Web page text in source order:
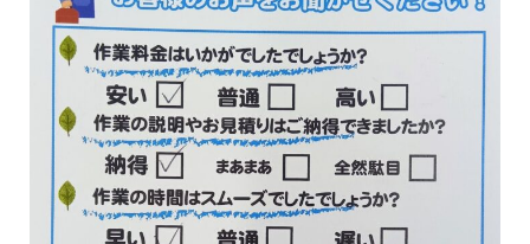
ハタラクブログ
給湯器
作業・施工事例
お客様の声
簡単見積り
お問合わせ